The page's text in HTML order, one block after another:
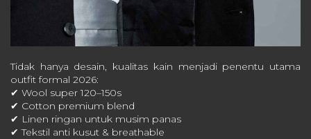
Tidak hanya desain, kualitas kain menjadi penentu utama
outfit formal 2026:
✔ Wool super 120–150s
✔ Cotton premium blend
✔ Linen ringan untuk musim panas
✔ Tekstil anti kusut & breathable